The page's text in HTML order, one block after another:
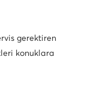
gerektiren
konuklara